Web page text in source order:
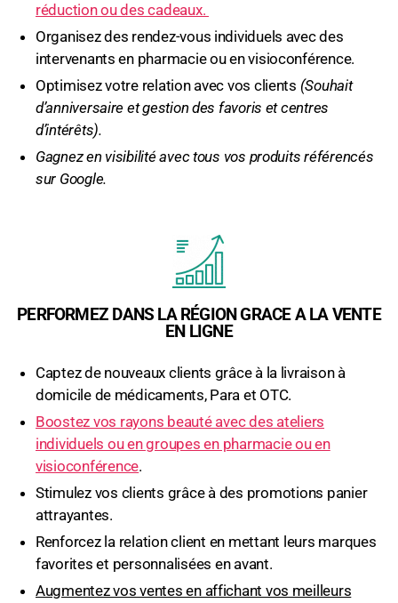
réduction ou des cadeaux.
Organisez des rendez-vous individuels avec des
intervenants en pharmacie ou en visioconférence.
Optimisez votre relation avec vos clients (Souhait
d’anniversaire et gestion des favoris et centres
d’intérêts).
Gagnez en visibilité avec tous vos produits référencés
sur Google.
PERFORMEZ DANS LA RÉGION GRACE A LA VENTE
EN LIGNE
Captez de nouveaux clients grâce à la livraison à
domicile de médicaments, Para et OTC.
Boostez vos rayons beauté avec des ateliers
individuels ou en groupes en pharmacie ou en
visioconférence.
Stimulez vos clients grâce à des promotions panier
attrayantes.
Renforcez la relation client en mettant leurs marques
favorites et personnalisées en avant.
Augmentez vos ventes en affichant vos meilleurs